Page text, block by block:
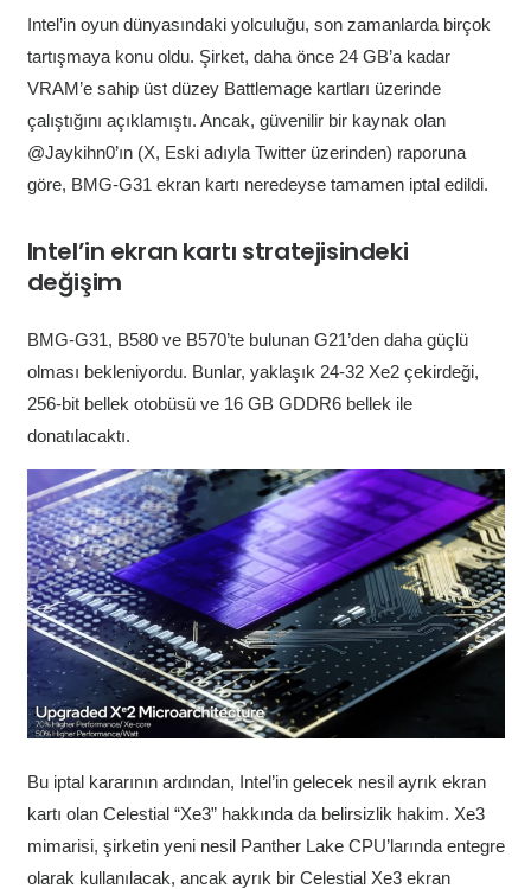
Intel’in oyun dünyasındaki yolculuğu, son zamanlarda birçok
tartışmaya konu oldu. Şirket, daha önce 24 GB’a kadar
VRAM’e sahip üst düzey Battlemage kartları üzerinde
çalıştığını açıklamıştı. Ancak, güvenilir bir kaynak olan
@Jaykihn0’ın (X, Eski adıyla Twitter üzerinden) raporuna
göre, BMG-G31 ekran kartı neredeyse tamamen iptal edildi.
Intel’in ekran kartı stratejisindeki
değişim
BMG-G31, B580 ve B570’te bulunan G21’den daha güçlü
olması bekleniyordu. Bunlar, yaklaşık 24-32 Xe2 çekirdeği,
256-bit bellek otobüsü ve 16 GB GDDR6 bellek ile
donatılacaktı.
Bu iptal kararının ardından, Intel’in gelecek nesil ayrık ekran
kartı olan Celestial “Xe3” hakkında da belirsizlik hakim. Xe3
mimarisi, şirketin yeni nesil Panther Lake CPU’larında entegre
olarak kullanılacak, ancak ayrık bir Celestial Xe3 ekran